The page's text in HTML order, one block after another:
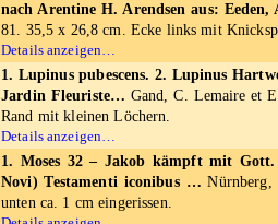
nach Arentine H. Arendsen aus:
81. 35,5 x 26,8 cm. Ecke links mit
Details anzeigen…
1. Lupinus pubescens. 2. Lupinus
Jardin Fleuriste… Gand, C. Lemaire et
Rand mit kleinen Löchern.
Details anzeigen…
1. Moses 32 – Jakob kämpft mit
Novi) Testamenti iconibus …
unten ca. 1 cm eingerissen.